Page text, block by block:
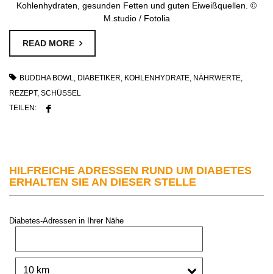
Kohlenhydraten, gesunden Fetten und guten Eiweißquellen. ©
M.studio / Fotolia
READ MORE
BUDDHA BOWL, DIABETIKER, KOHLENHYDRATE, NÄHRWERTE,
REZEPT, SCHÜSSEL
TEILEN:
HILFREICHE ADRESSEN RUND UM DIABETES
ERHALTEN SIE AN DIESER STELLE
Diabetes-Adressen in Ihrer Nähe